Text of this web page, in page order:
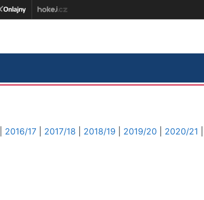
2016/17 2017/18 2018/19 2019/20 2020/21